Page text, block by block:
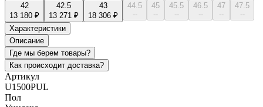
42
13 180 ₽
42.5
13 271 ₽
43
18 306 ₽
44.5
--
45
--
45.5
--
46.5
--
47
--
47.5
--
Характеристики
Описание
Где мы берем товары?
Как происходит доставка?
Артикул
U1500PUL
Пол